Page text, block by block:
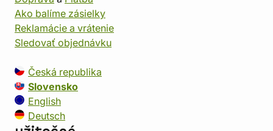
Ako balíme zásielky
Reklamácie a vrátenie
Sledovať objednávku
Česká republika
Slovensko
English
Deutsch